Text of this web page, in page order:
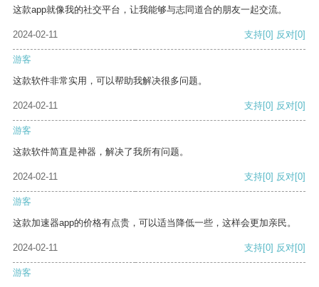
这款app就像我的社交平台，让我能够与志同道合的朋友一起交流。
2024-02-11 支持[0] 反对[0]
游客
这款软件非常实用，可以帮助我解决很多问题。
2024-02-11 支持[0] 反对[0]
游客
这款软件简直是神器，解决了我所有问题。
2024-02-11 支持[0] 反对[0]
游客
这款加速器app的价格有点贵，可以适当降低一些，这样会更加亲民。
2024-02-11 支持[0] 反对[0]
游客